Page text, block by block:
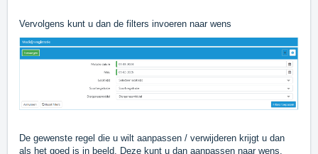
Vervolgens kunt u dan de filters invoeren naar wens
De gewenste regel die u wilt aanpassen / verwijderen krijgt u dan
als het goed is in beeld. Deze kunt u dan aanpassen naar wens.